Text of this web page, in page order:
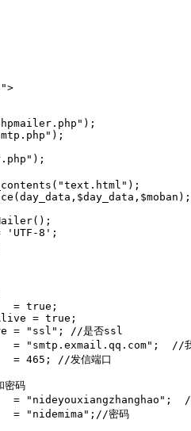
"text.html"
'UTF-8'
=
true
=
true
=
"ssl" ; //是否ssl
=
"smtp.exmail.qq.com" ; //
=
465 ; //发信端口
密码
=
"nideyouxiangzhanghao" ;
=
"nidemima" ; //密码